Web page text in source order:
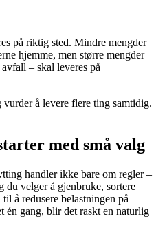
på riktig sted. Mindre mengder
hjemme, men større mengder –
– skal leveres på
å levere flere ting samtidig.
med små valg
handler ikke bare om regler –
du velger å gjenbruke, sortere
å redusere belastningen på
én gang, blir det raskt en naturlig